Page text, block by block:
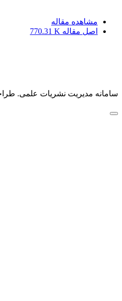
مشاهده مقاله
اصل مقاله 770.31 K
سامانه مدیریت نشریات علمی.